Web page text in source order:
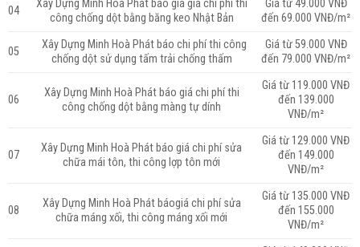
04
Xây Dựng Minh Hoà Phátbáo giá giá chi phí thi
công chống dột bằng băng keo Nhật Bản
Giá từ 49.000 VNĐ
đến 69.000 VNĐ/m²
05
Xây Dựng Minh Hoà Phátbáo chi phí thi công
chống dột sử dụng tấm trải chống thấm
Giá từ 59.000 VNĐ
đến 79.000 VNĐ/m²
06
Xây Dựng Minh Hoà Phátbáo giá chi phí thi
công chống dột bằng màng tự dính
Giá từ 119.000 VNĐ
đến 139.000
VNĐ/m²
07
Xây Dựng Minh Hoà Phát báo giá chi phí sửa
chữa mái tôn, thi công lợp tôn mới
Giá từ 129.000 VNĐ
đến 149.000
VNĐ/m²
08
Xây Dựng Minh Hoà Phátbáogiá chi phí sửa
chữa máng xối, thi công máng xối mới
Giá từ 135.000 VNĐ
đến 155.000
VNĐ/m²